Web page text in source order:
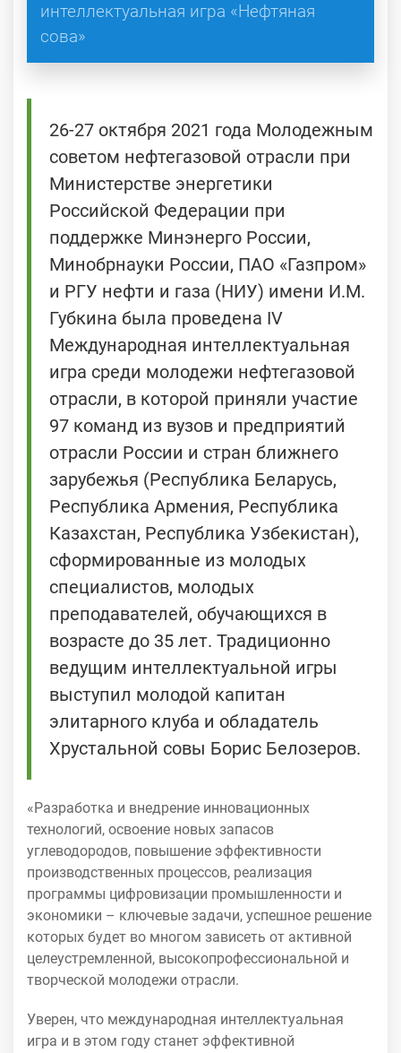
интеллектуальная игра «Нефтяная
сова»
26-27 октября 2021 года Молодежным
советом нефтегазовой отрасли при
Министерстве энергетики
Российской Федерации при
поддержке Минэнерго России,
Минобрнауки России, ПАО «Газпром»
и РГУ нефти и газа (НИУ) имени И.М.
Губкина была проведена IV
Международная интеллектуальная
игра среди молодежи нефтегазовой
отрасли, в которой приняли участие
97 команд из вузов и предприятий
отрасли России и стран ближнего
зарубежья (Республика Беларусь,
Республика Армения, Республика
Казахстан, Республика Узбекистан),
сформированные из молодых
специалистов, молодых
преподавателей, обучающихся в
возрасте до 35 лет. Традиционно
ведущим интеллектуальной игры
выступил молодой капитан
элитарного клуба и обладатель
Хрустальной совы Борис Белозеров.
«Разработка и внедрение инновационных
технологий, освоение новых запасов
углеводородов, повышение эффективности
производственных процессов, реализация
программы цифровизации промышленности и
экономики – ключевые задачи, успешное решение
которых будет во многом зависеть от активной
целеустремленной, высокопрофессиональной и
творческой молодежи отрасли.
Уверен, что международная интеллектуальная
игра и в этом году станет эффективной